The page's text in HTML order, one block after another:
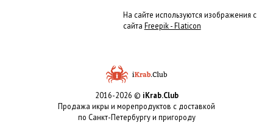
На сайте используются изображения с
сайта Freepik - Flaticon
2016-2026 © iKrab.Club
Продажа икры и морепродуктов с доставкой
по Санкт-Петербургу и пригороду